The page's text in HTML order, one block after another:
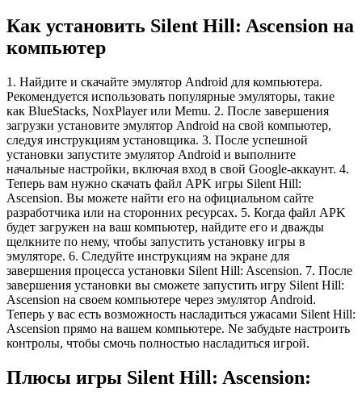
Как установить Silent Hill: Ascension на
компьютер
1. Найдите и скачайте эмулятор Android для компьютера.
Рекомендуется использовать популярные эмуляторы, такие
как BlueStacks, NoxPlayer или Memu. 2. После завершения
загрузки установите эмулятор Android на свой компьютер,
следуя инструкциям установщика. 3. После успешной
установки запустите эмулятор Android и выполните
начальные настройки, включая вход в свой Google-аккаунт. 4.
Теперь вам нужно скачать файл APK игры Silent Hill:
Ascension. Вы можете найти его на официальном сайте
разработчика или на сторонних ресурсах. 5. Когда файл APK
будет загружен на ваш компьютер, найдите его и дважды
щелкните по нему, чтобы запустить установку игры в
эмуляторе. 6. Следуйте инструкциям на экране для
завершения процесса установки Silent Hill: Ascension. 7. После
завершения установки вы сможете запустить игру Silent Hill:
Ascension на своем компьютере через эмулятор Android.
Теперь у вас есть возможность насладиться ужасами Silent Hill:
Ascension прямо на вашем компьютере. Ne забудьте настроить
контролы, чтобы смочь полностью насладиться игрой.
Плюсы игры Silent Hill: Ascension: